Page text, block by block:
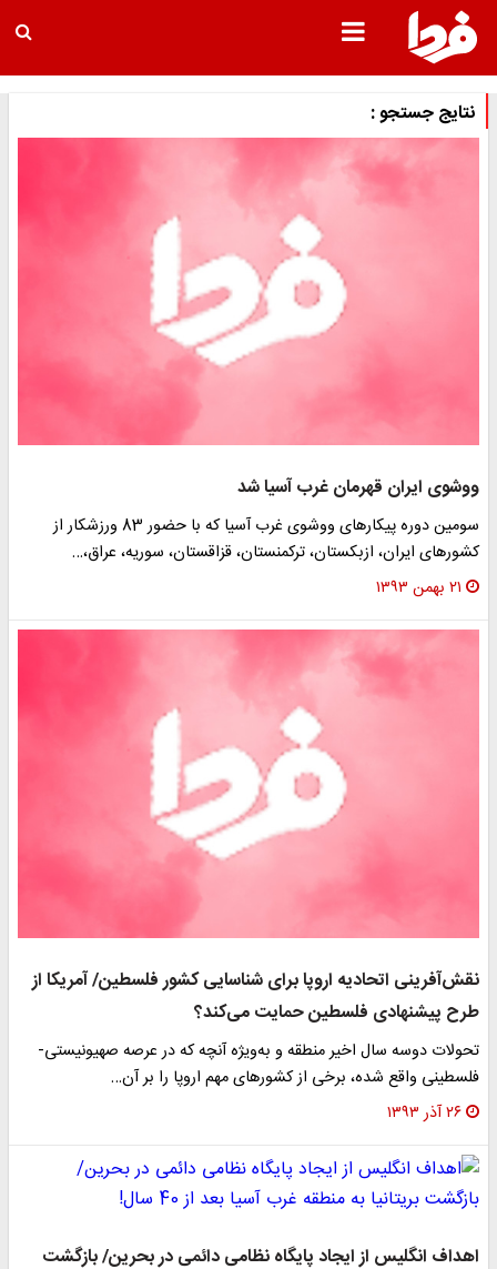
نتایج جستجو :
ووشوی ایران قهرمان غرب آسیا شد
سومین دوره پیکارهای ووشوی غرب آسیا که با حضور 83 ورزشکار از
کشورهای ایران، ازبکستان، ترکمنستان، قزاقستان، سوریه، عراق،…
۲۱ بهمن ۱۳۹۳
نقش‌آفرینی اتحادیه اروپا برای شناسایی کشور فلسطین/ آمریکا از
طرح پیشنهادی فلسطین حمایت می‌کند؟
تحولات دوسه سال اخیر منطقه و به‌ویژه آنچه که در عرصه صهیونیستی-
فلسطینی واقع شده، برخی از کشورهای مهم اروپا را بر آن…
۲۶ آذر ۱۳۹۳
اهداف انگلیس از ایجاد پایگاه نظامی دائمی در بحرین/ بازگشت